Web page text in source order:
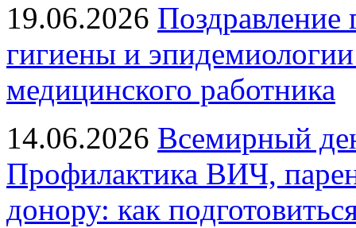
19.06.2026 Поздравление
гигиены и
медицинского работника
14.06.2026 Всемирный
Профилактика ВИЧ,
донору: как